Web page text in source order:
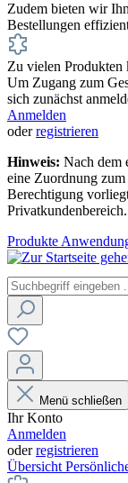
Zudem bieten wir
Bestellungen
Zu vielen Produkten
Um Zugang zum
sich zunächst
Anmelden
oderregistrieren
Hinweis: Nach dem
eine Zuordnung
Berechtigung
Privatkundenbereich.
Produkte
Menü schließen
Ihr Konto
Anmelden
oderregistrieren
Übersicht